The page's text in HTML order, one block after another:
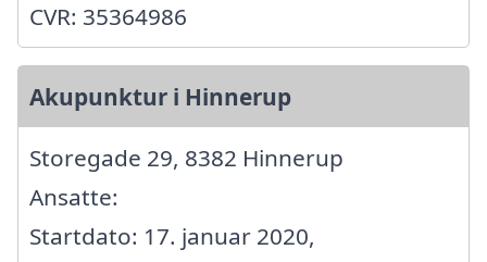
CVR: 35364986
Akupunktur i Hinnerup
Storegade 29, 8382 Hinnerup
Ansatte:
Startdato: 17. januar 2020,